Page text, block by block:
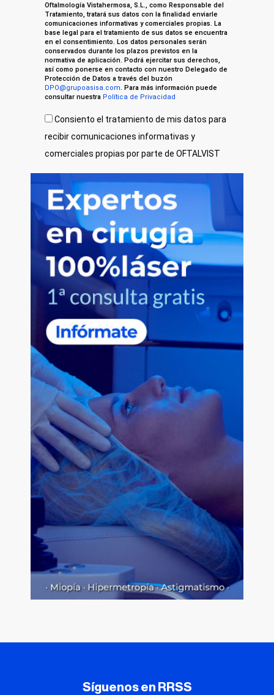
Oftalmología Vistahermosa, S.L., como Responsable del
Tratamiento, tratará sus datos con la finalidad enviarle
comunicaciones informativas y comerciales propias. La
base legal para el tratamiento de sus datos se encuentra
en el consentimiento. Los datos personales serán
conservados durante los plazos previstos en la
normativa de aplicación. Podrá ejercitar sus derechos,
así como ponerse en contacto con nuestro Delegado de
Protección de Datos a través del buzón
DPO@grupoasisa.com. Para más información puede
consultar nuestra Política de Privacidad
Consiento el tratamiento de mis datos para
recibir comunicaciones informativas y
comerciales propias por parte de OFTALVIST
Síguenos en RRSS